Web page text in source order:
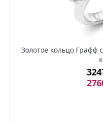
Золотое кольцо Графф